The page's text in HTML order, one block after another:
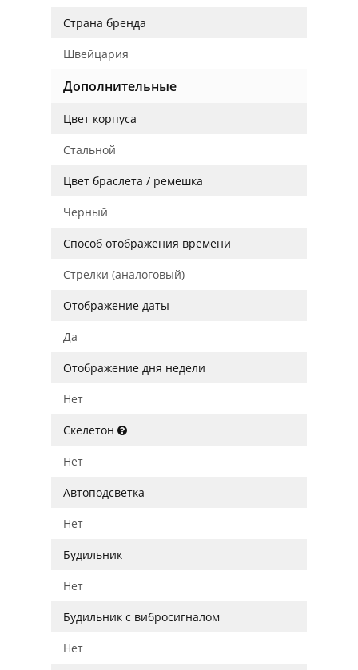
Страна бренда
Швейцария
Дополнительные
Цвет корпуса
Стальной
Цвет браслета / ремешка
Черный
Способ отображения времени
Стрелки (аналоговый)
Отображение даты
Да
Отображение дня недели
Нет
Скелетон
Нет
Автоподсветка
Нет
Будильник
Нет
Будильник с вибросигналом
Нет